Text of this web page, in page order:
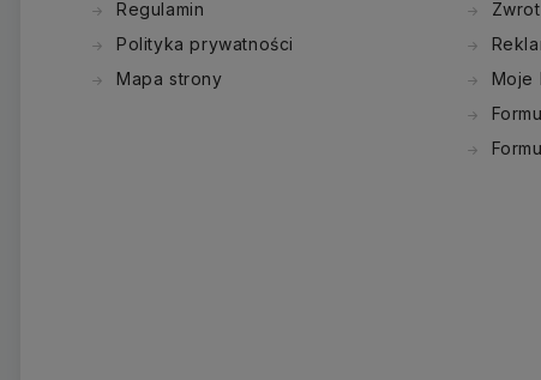
Regulamin
Polityka prywatności
Mapa strony
Moje